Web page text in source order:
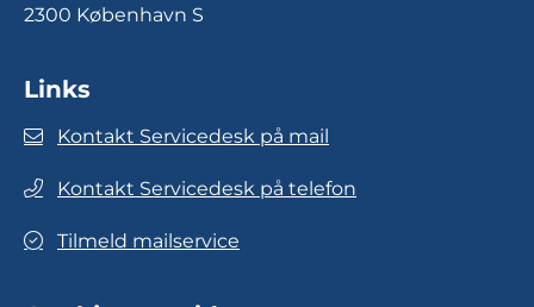
2300 København S
Links
Kontakt Servicedesk på mail
Kontakt Servicedesk på telefon
Tilmeld mailservice